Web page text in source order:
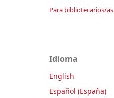
Para bibliotecarios/as
Idioma
English
Español (España)